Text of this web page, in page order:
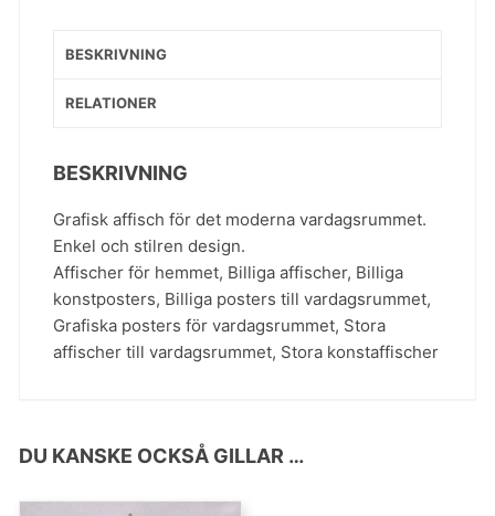
BESKRIVNING
RELATIONER
BESKRIVNING
Grafisk affisch för det moderna vardagsrummet.
Enkel och stilren design.
Affischer för hemmet, Billiga affischer, Billiga
konstposters, Billiga posters till vardagsrummet,
Grafiska posters för vardagsrummet, Stora
affischer till vardagsrummet, Stora konstaffischer
DU KANSKE OCKSÅ GILLAR …